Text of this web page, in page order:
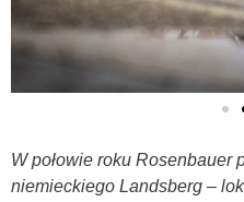
W połowie roku Rosenbauer
niemieckiego Landsberg –